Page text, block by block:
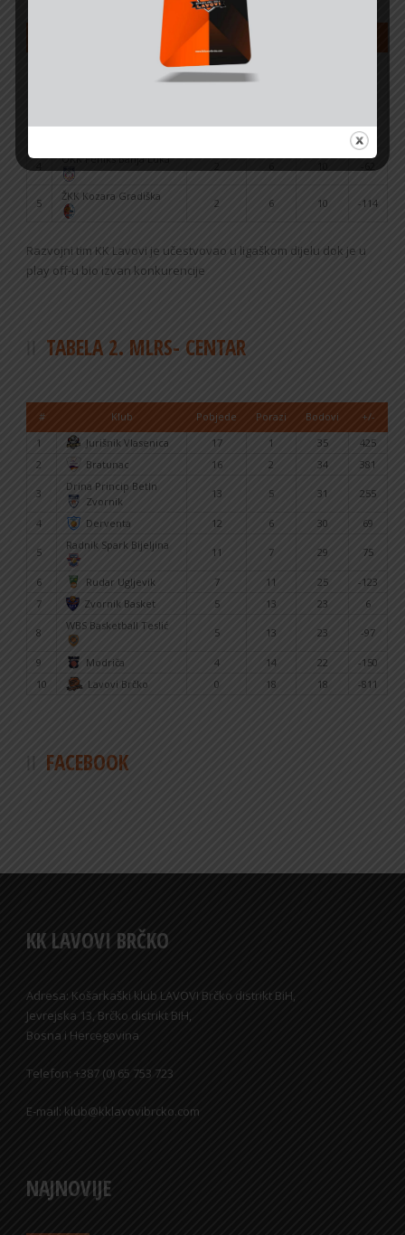
Pobjede
KK Lavovi Brčko (rt)- van
6
3 4 4 12 21
OKK Feniks Banja Luka
5
ŽKK Kozara Gradiška
2 6 10 -114
Razvojni tim KK Lavovi je učestvovao u ligaškom dijelu dok je u
play off-u bio izvan konkurencije
TABELA 2. MLRS- CENTAR
# Klub Pobjede Porazi Bodovi
+/-
1
Jurišnik Vlasenica 17 1 35
425
2
Bratunac 16 2 34 381
3
Drina Princip BetIn
Zvornik
13 5 31 255
4 Derventa 12 6 30 69
5
Radnik Spark Bijeljina
11 7 29 75
6 Rudar Ugljevik 7 11 25
-123
7
Zvornik Basket 5 13 23 6
8
WBS Basketball Teslić
5 13 23 -97
9 Modriča 4 14 22
-150
10
Lavovi Brčko 0 18 18 -811
FACEBOOK
KK LAVOVI BRČKO
Adresa: Košarkaški klub LAVOVI Brčko distrikt BiH,
Jevrejska 13, Brčko distrikt BiH,
Bosna i Hercegovina
Telefon: +387 (0) 65 753 723
E-mail: klub@kklavovibrcko.com
NAJNOVIJE